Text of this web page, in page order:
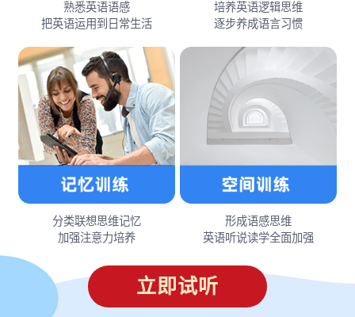
熟悉英语语感
把英语运用到日常生活
培养英语逻辑思维
逐步养成语言习惯
分类联想思维记忆
加强注意力培养
形成语感思维
英语听说读学全面加强
立即试听